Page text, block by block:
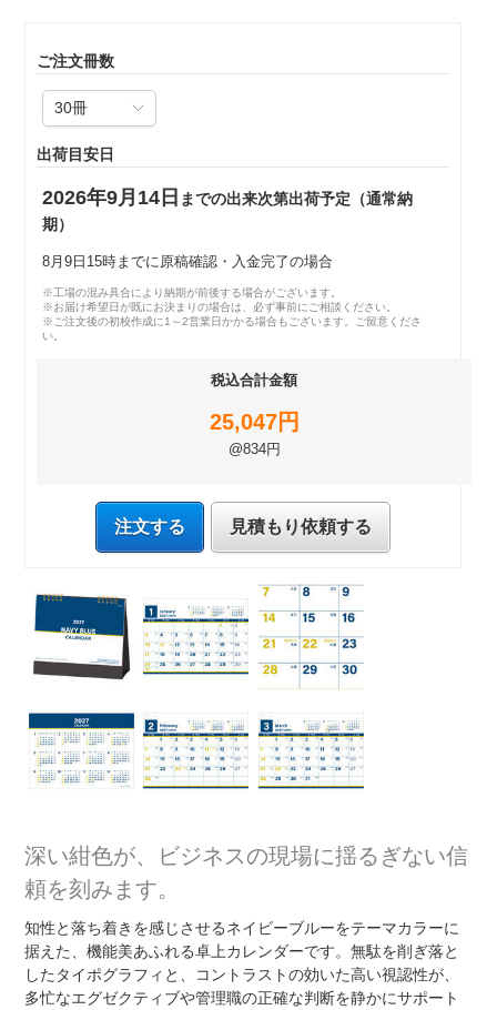
ご注文冊数
出荷目安日
2026年9月14日 までの出来次第出荷予定（通常納
期）
8月9日15時までに原稿確認・入金完了の場合
※工場の混み具合により納期が前後する場合がございます。
※お届け希望日が既にお決まりの場合は、必ず事前にご相談ください。
※ご注文後の初校作成に1～2営業日かかる場合もございます。ご留意くださ
い。
税込合計金額
25,047円
@834円
注文する 見積もり依頼する
深い紺色が、ビジネスの現場に揺るぎない信
頼を刻みます。
知性と落ち着きを感じさせるネイビーブルーをテーマカラーに
据えた、機能美あふれる卓上カレンダーです。無駄を削ぎ落と
したタイポグラフィと、コントラストの効いた高い視認性が、
多忙なエグゼクティブや管理職の正確な判断を静かにサポート